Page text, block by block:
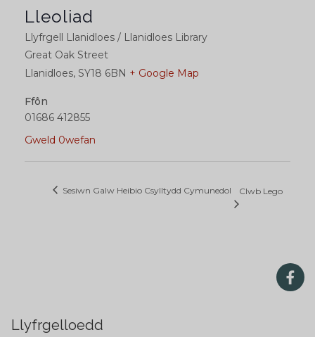
Lleoliad
Llyfrgell Llanidloes / Llanidloes Library
Great Oak Street
Llanidloes, SY18 6BN + Google Map
Ffôn
01686 412855
Gweld 0wefan
Sesiwn Galw Heibio Csylltydd Cymunedol Clwb Lego
Llyfrgelloedd